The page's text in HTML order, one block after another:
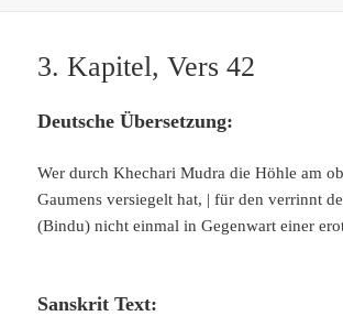
3. Kapitel, Vers 42
Deutsche Übersetzung:
Wer durch Khechari Mudra die Höhle am
Gaumens versiegelt hat, | für den verrinnt
(Bindu) nicht einmal in Gegenwart einer
Sanskrit Text: